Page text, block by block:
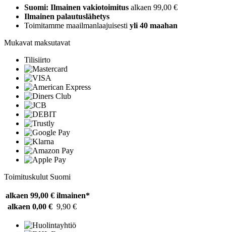
Suomi: Ilmainen vakiotoimitus alkaen 99,00 €
Ilmainen palautuslähetys
Toimitamme maailmanlaajuisesti yli 40 maahan
Mukavat maksutavat
Tilisiirto
Toimituskulut Suomi
alkaen 99,00 € ilmainen*
alkaen 0,00 € 9,90 €